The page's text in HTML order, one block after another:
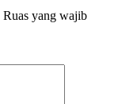
Ruas yang wajib